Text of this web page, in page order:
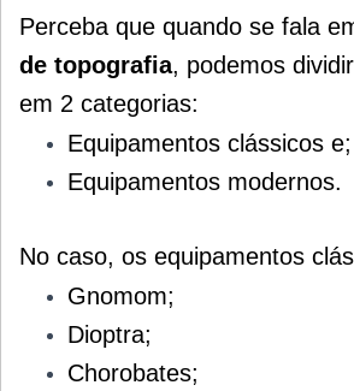
Perceba que quando se fala
de topografia, podemos
em 2 categorias:
Equipamentos clássicos e;
Equipamentos modernos.
No caso, os equipamentos
Gnomom;
Dioptra;
Chorobates;